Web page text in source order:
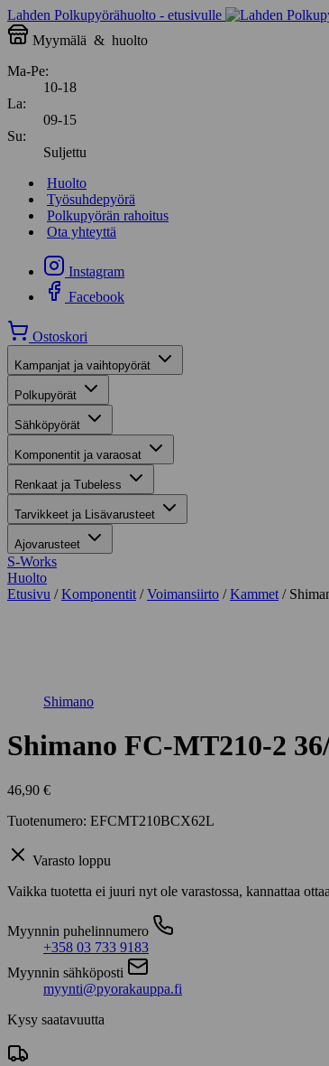
Lahden Polkupyörähuolto - etusivulle
Myymälä & huolto
Ma-Pe:
10-18
La:
09-15
Su:
Suljettu
Huolto
Työsuhdepyörä
Polkupyörän rahoitus
Ota yhteyttä
Instagram
Facebook
Ostoskori
Kampanjat ja vaihtopyörät
Polkupyörät
Sähköpyörät
Komponentit ja varaosat
Renkaat ja Tubeless
Tarvikkeet ja Lisävarusteet
Ajovarusteet
S-Works
Huolto
Etusivu /Komponentit /Voimansiirto /Kammet /
Shimano
Shimano FC-MT210-2
46,90 €
Tuotenumero: EFCMT210BCX62L
Varasto loppu
Vaikka tuotetta ei juuri nyt ole varastossa, kannattaa
Myynnin puhelinnumero
+358 03 733 9183
Myynnin sähköposti
myynti@pyorakauppa.fi
Kysy saatavuutta